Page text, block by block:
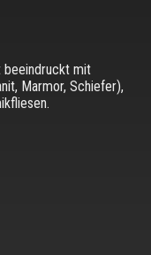
beeindruckt mit
Marmor, Schiefer),